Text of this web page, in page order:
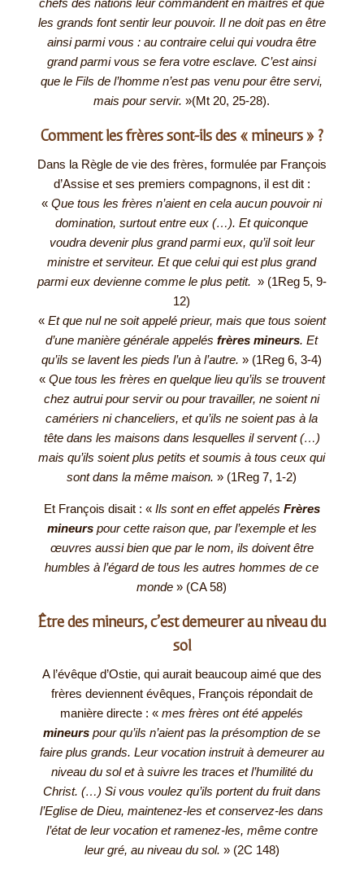
chefs des nations leur commandent en maîtres et que
les grands font sentir leur pouvoir. Il ne doit pas en être
ainsi parmi vous : au contraire celui qui voudra être
grand parmi vous se fera votre esclave. C’est ainsi
que le Fils de l’homme n’est pas venu pour être servi,
mais pour servir. »(Mt 20, 25-28).
Comment les frères sont-ils des « mineurs » ?
Dans la Règle de vie des frères, formulée par François
d’Assise et ses premiers compagnons, il est dit :
«Que tous les frères n’aient en cela aucun pouvoir ni
domination, surtout entre eux (…). Et quiconque
voudra devenir plus grand parmi eux, qu’il soit leur
ministre et serviteur. Et que celui qui est plus grand
parmi eux devienne comme le plus petit. » (1Reg 5, 9-
12)
« Et que nul ne soit appelé prieur, mais que tous soient
d’une manière générale appelésfrères mineurs. Et
qu’ils se lavent les pieds l’un à l’autre. » (1Reg 6, 3-4)
« Que tous les frères en quelque lieu qu’ils se trouvent
chez autrui pour servir ou pour travailler, ne soient ni
camériers ni chanceliers, et qu’ils ne soient pas à la
tête dans les maisons dans lesquelles il servent (…)
mais qu’ils soient plus petits et soumis à tous ceux qui
sont dans la même maison. » (1Reg 7, 1-2)
Et François disait : « Ils sont en effet appelés Frères
mineurspour cette raison que, par l’exemple et les
œuvres aussi bien que par le nom, ils doivent être
humbles à l’égard de tous les autres hommes de ce
monde » (CA 58)
Être des mineurs, c’est demeurer au niveau du
sol
A l’évêque d’Ostie, qui aurait beaucoup aimé que des
frères deviennent évêques, François répondait de
manière directe : «mes frères ont été appelés
mineurs pour qu’ils n’aient pas la présomption de se
faire plus grands. Leur vocation instruit à demeurer au
niveau du sol et à suivre les traces et l’humilité du
Christ. (…) Si vous voulez qu’ils portent du fruit dans
l’Eglise de Dieu, maintenez-les et conservez-les dans
l’état de leur vocation et ramenez-les, même contre
leur gré, au niveau du sol. » (2C 148)